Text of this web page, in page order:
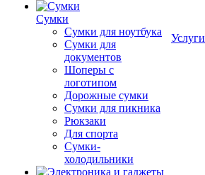
Сумки
Сумки для ноутбука
Сумки для
документов
Шоперы с
логотипом
Дорожные сумки
Сумки для пикника
Рюкзаки
Для спорта
Сумки-
холодильники
Услуги